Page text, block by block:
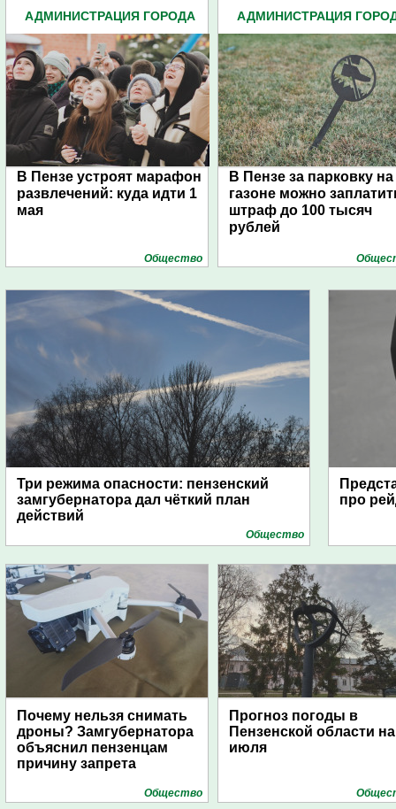
АДМИНИСТРАЦИЯ ГОРОДА
В Пензе устроят марафон
развлечений: куда идти 1
мая
Общество
АДМИНИСТРАЦИЯ
В Пензе за парковку на
газоне можно
штраф до 100 тысяч
рублей
Три режима опасности: пензенский
замгубернатора дал чёткий план
действий
Общество
про
Почему нельзя снимать
дроны? Замгубернатора
объяснил пензенцам
причину запрета
Общество
Прогноз погоды в
Пензенской области
июля